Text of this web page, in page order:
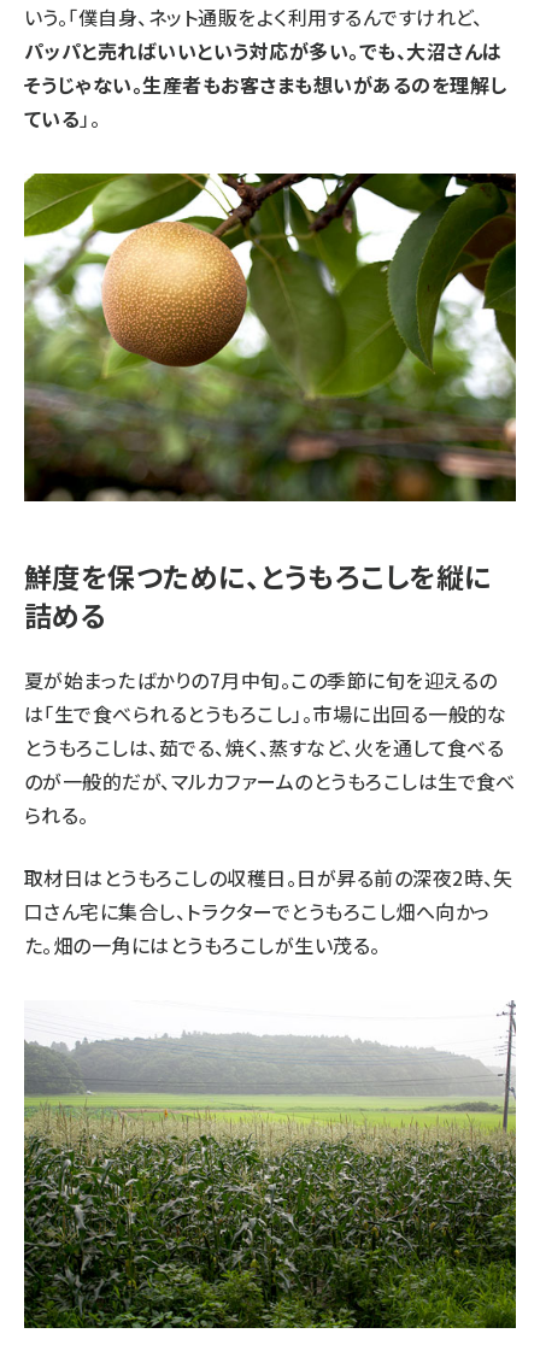
いう。「僕自身、ネット通販をよく利用するんですけれど、
パッパと売ればいいという対応が多い。でも、大沼さんは
そうじゃない。生産者もお客さまも想いがあるのを理解し
ている 」。
鮮度を保つために、とうもろこしを縦に
詰める
夏が始まったばかりの7月中旬。この季節に旬を迎えるの
は「生で食べられるとうもろこし」。市場に出回る一般的な
とうもろこしは、茹でる、焼く、蒸すなど、火を通して食べる
のが一般的だが、マルカファームのとうもろこしは生で食べ
られる。
取材日はとうもろこしの収穫日。日が昇る前の深夜2時、矢
口さん宅に集合し、トラクターでとうもろこし畑へ向かっ
た。畑の一角にはとうもろこしが生い茂る。